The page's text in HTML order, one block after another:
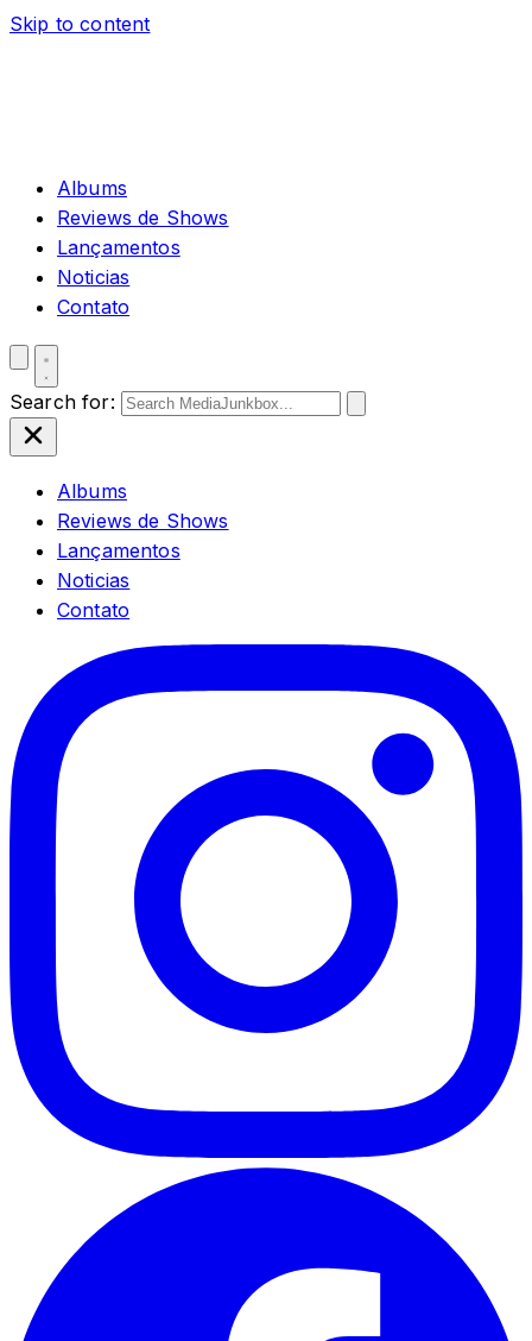
Skip to content
Albums
Reviews de Shows
Lançamentos
Noticias
Contato
Search for:
Albums
Reviews de Shows
Lançamentos
Noticias
Contato